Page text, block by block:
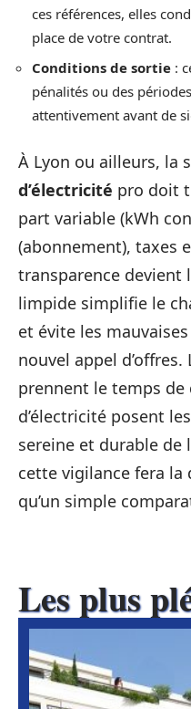
ces références, elles
place de votre contrat.
Conditions de sortie :
pénalités ou des
attentivement avant de
À Lyon ou ailleurs, la
d’électricité pro doit
part variable (kWh
(abonnement), taxes
transparence devient
limpide simplifie le
et évite les
nouvel appel
prennent le temps
d’électricité posent
sereine et durable de
cette vigilance fera la
qu’un simple
Les plus